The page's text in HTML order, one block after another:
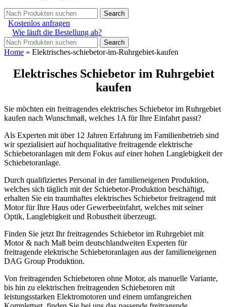
Search
Kostenlos anfragen
Wie läuft die Bestellung ab?
Search
Home » Elektrisches-schiebetor-im-Ruhrgebiet-kaufen
Elektrisches Schiebetor im Ruhrgebiet
kaufen
Sie möchten ein freitragendes elektrisches Schiebetor im Ruhrgebiet
kaufen nach Wunschmaß, welches 1A für Ihre Einfahrt passt?
Als Experten mit über 12 Jahren Erfahrung im Familienbetrieb sind
wir spezialisiert auf hochqualitative freitragende elektrische
Schiebetoranlagen mit dem Fokus auf einer hohen Langlebigkeit der
Schiebetoranlage.
Durch qualifiziertes Personal in der familieneigenen Produktion,
welches sich täglich mit der Schiebetor-Produktion beschäftigt,
erhalten Sie ein traumhaftes elektrisches Schiebetor freitragend mit
Motor für Ihre Haus oder Gewerbeeinfahrt, welches mit seiner
Optik, Langlebigkeit und Robustheit überzeugt.
Finden Sie jetzt Ihr freitragendes Schiebetor im Ruhrgebiet mit
Motor & nach Maß beim deutschlandweiten Experten für
freitragende elektrische Schiebetoranlagen aus der familieneigenen
DAG Group Produktion.
Von freitragenden Schiebetoren ohne Motor, als manuelle Variante,
bis hin zu elektrischen freitragenden Schiebetoren mit
leistungsstarken Elektromotoren und einem umfangreichen